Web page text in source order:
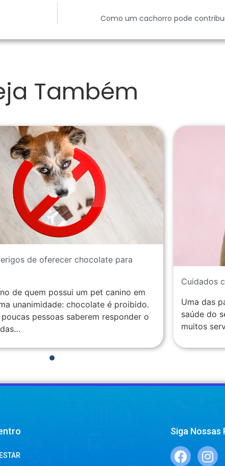
Como um cachorro pode
Também
de oferecer chocolate para
de quem possui um pet canino em
unanimidade: chocolate é proibido.
pessoas saberem responder o
Cuidados
Uma das
saúde do
muitos
Siga Nossas